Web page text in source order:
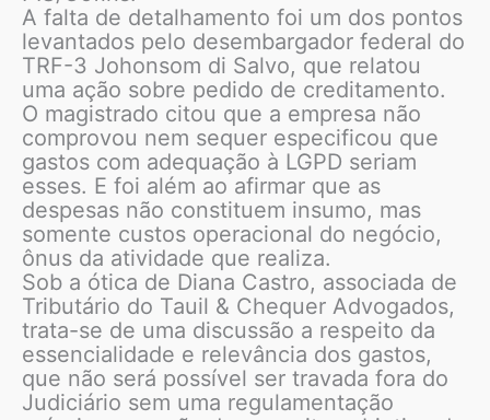
A falta de detalhamento foi um dos pontos
levantados pelo desembargador federal do
TRF-3 Johonsom di Salvo, que relatou
uma ação sobre pedido de creditamento.
O magistrado citou que a empresa não
comprovou nem sequer especificou que
gastos com adequação à LGPD seriam
esses. E foi além ao afirmar que as
despesas não constituem insumo, mas
somente custos operacional do negócio,
ônus da atividade que realiza.
Sob a ótica de Diana Castro, associada de
Tributário do Tauil & Chequer Advogados,
trata-se de uma discussão a respeito da
essencialidade e relevância dos gastos,
que não será possível ser travada fora do
Judiciário sem uma regulamentação